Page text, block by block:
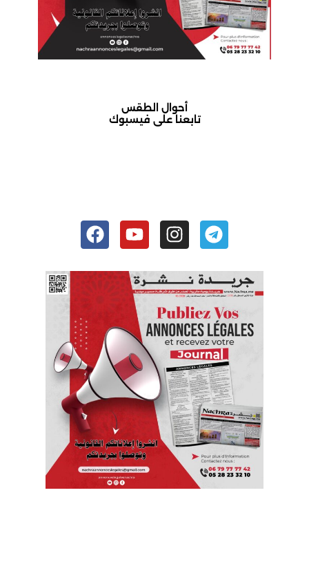
أحوال الطقس
أكادير حالة الطقستابعنا على فيسبوك
Telegram
Instagram
Youtube
Facebook